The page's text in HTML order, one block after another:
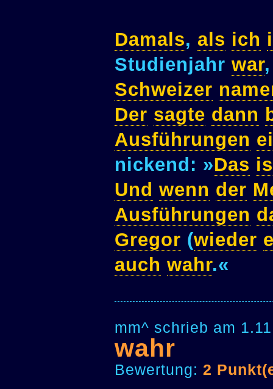
Damals, als ich
Studienjahr war
Schweizer
Der sagte dann
Ausführungen
nickend: »Das
Und wenn der
Ausführungen
Gregor (wieder
auch wahr.«
mm^ schrieb am
wahr
Bewertung: 2